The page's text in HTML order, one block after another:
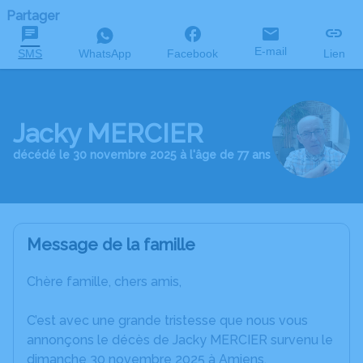
Partager
SMS WhatsApp Facebook E-mail Lien
Jacky MERCIER
décédé le 30 novembre 2025 à l'âge de 77 ans
Message de la famille
Chère famille, chers amis,
C’est avec une grande tristesse que nous vous
annonçons le décès de Jacky MERCIER survenu le
dimanche 30 novembre 2025 à Amiens.